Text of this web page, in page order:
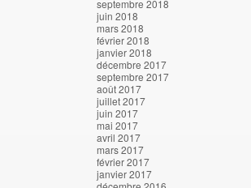
septembre 2018
juin 2018
mars 2018
février 2018
janvier 2018
décembre 2017
septembre 2017
août 2017
juillet 2017
juin 2017
mai 2017
avril 2017
mars 2017
février 2017
janvier 2017